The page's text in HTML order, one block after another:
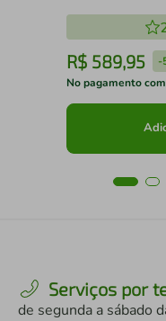
R$ 589,95 -
No pagamento
Serviços por
de segunda a sábado